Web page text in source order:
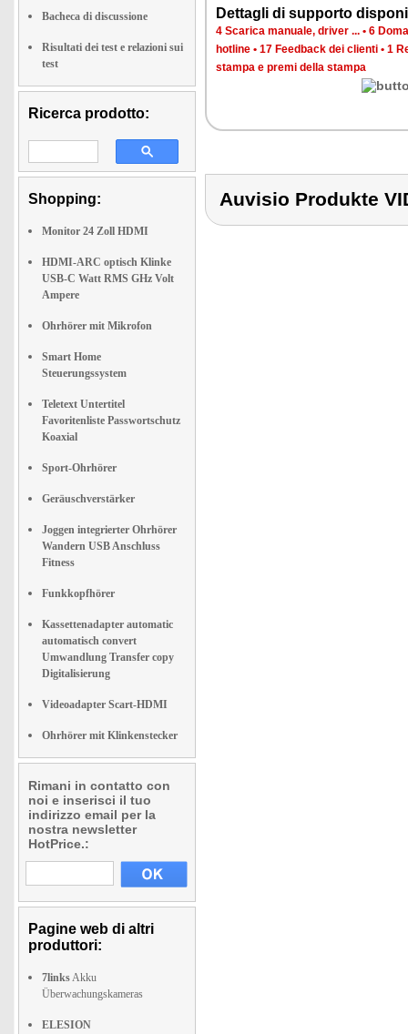
Bacheca di discussione
Risultati dei test e relazioni sui
test
Ricerca prodotto:
Shopping:
Monitor 24 Zoll HDMI
HDMI-ARC optisch Klinke
USB-C Watt RMS GHz Volt
Ampere
Ohrhörer mit Mikrofon
Smart Home
Steuerungssystem
Teletext Untertitel
Favoritenliste Passwortschutz
Koaxial
Sport-Ohrhörer
Geräuschverstärker
Joggen integrierter Ohrhörer
Wandern USB Anschluss
Fitness
Funkkopfhörer
Kassettenadapter automatic
automatisch convert
Umwandlung Transfer copy
Digitalisierung
Videoadapter Scart-HDMI
Ohrhörer mit Klinkenstecker
Rimani in contatto con
noi e inserisci il tuo
indirizzo email per la
nostra newsletter
HotPrice.:
Pagine web di altri
produttori:
7linksAkku
Überwachungskameras
ELESION
Dettagli di supporto
4 Scarica manuale, driver ... • 6
hotline • 17 Feedback dei clienti • 1
stampa e premi della stampa
Auvisio Produkte